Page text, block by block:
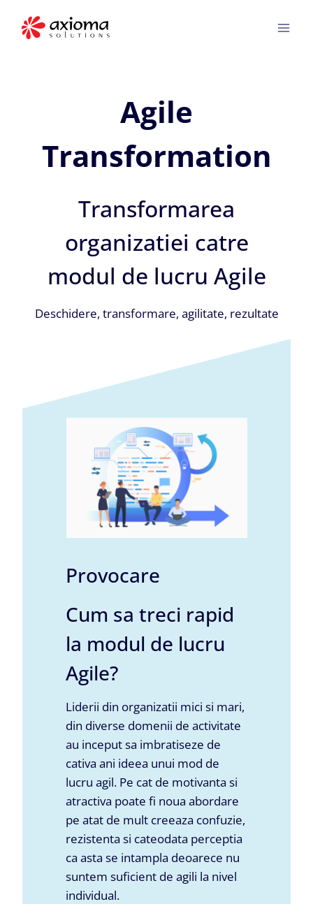
Agile
Transformation
Transformarea
organizatiei catre
modul de lucru Agile
Deschidere, transformare, agilitate, rezultate
Provocare
Cum sa treci rapid
la modul de lucru
Agile?
Liderii din organizatii mici si mari,
din diverse domenii de activitate
au inceput sa imbratiseze de
cativa ani ideea unui mod de
lucru agil. Pe cat de motivanta si
atractiva poate fi noua abordare
pe atat de mult creeaza confuzie,
rezistenta si cateodata perceptia
ca asta se intampla deoarece nu
suntem suficient de agili la nivel
individual.